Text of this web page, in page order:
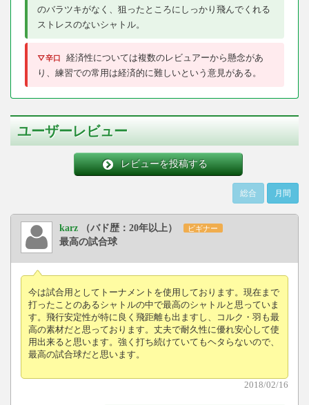
のバラツキがなく、狙ったところにしっかり飛んでくれる
ストレスのないシャトル。
▽辛口
経済性については複数のレビュアーから懸念があ
り、練習での常用は経済的に難しいという意見がある。
ユーザーレビュー
レビューを投稿する
総合 月間
karz （バド歴：20年以上） ビギナー
最高の試合球
今は試合用としてトーナメントを使用しております。現在まで
打ったことのあるシャトルの中で最高のシャトルと思っていま
す。飛行安定性が特に良く飛距離も出ますし、コルク・羽も最
高の素材だと思っております。丈夫で耐久性に優れ安心して使
用出来ると思います。強く打ち続けていてもヘタらないので、
最高の試合球だと思います。
2018/02/16